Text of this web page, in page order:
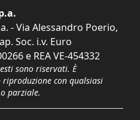
- Via Alessandro Poerio,
Soc. i.v. Euro
e REA VE-454332
sono riservati. È
con qualsiasi
parziale.